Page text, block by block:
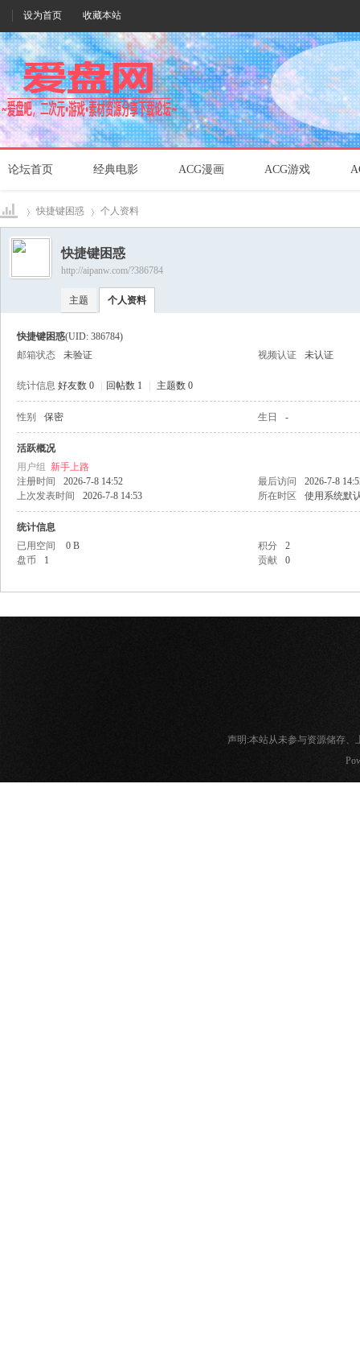
设为首页 收藏本站
论坛首页 经典电影 ACG漫画 ACG游戏
爱盘›
快捷键困惑 个人资料
快捷键困惑
http://aipanw.com/?386784
主题 个人资料
快捷键困惑(UID: 386784)
邮箱状态
未验证 视频认证 未认证
统计信息 好友数 0 回帖数 1 主题数 0
性别 保密 生日 -
活跃概况
用户组 新手上路
注册时间
2026-7-8 14:52 最后访问
2026-7-8
上次发表时间
2026-7-8 14:53 所在时区 使用系统默
统计信息
已用空间
0 B 积分
2
盘币
1 贡献 0
声明:本站从未参与资源储存、